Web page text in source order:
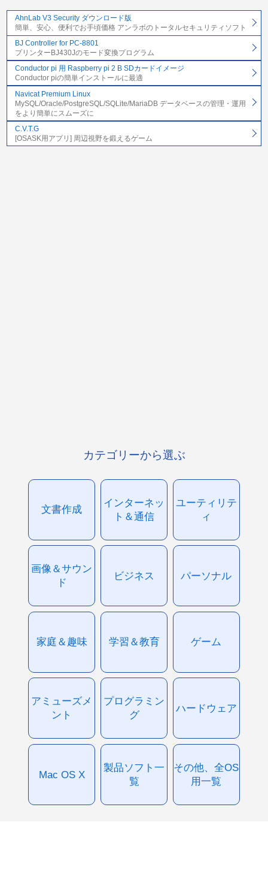
AhnLab V3 Security ダウンロード版
簡単、安心、便利でお手頃価格 アンラボのトータルセキュリティソフト
BJ Controller for PC-8801
プリンターBJ430Jのモード変換プログラム
Conductor pi 用 Raspberry pi 2 B SDカードイメージ
Conductor piの簡単インストールに最適
Navicat Premium Linux
MySQL/Oracle/PostgreSQL/SQLite/MariaDB データベースの管理・運用
をより簡単にスムーズに
C.V.T.G
[OSASK用アプリ] 周辺視野を鍛えるゲーム
カテゴリーから選ぶ
文書作成
インターネッ
ト＆通信
ユーティリテ
ィ
画像＆サウン
ド
ビジネス パーソナル
家庭＆趣味 学習＆教育 ゲーム
アミューズメ
ント
プログラミン
グ
ハードウェア
Mac OS X
製品ソフト一
覧
その他、全OS
用一覧